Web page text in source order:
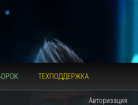
ТЕХПОДДЕРЖКА
Авторизация